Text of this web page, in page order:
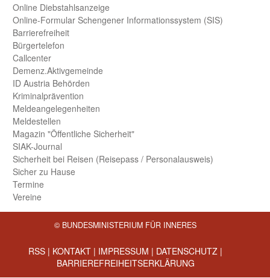
Online Diebstahls­anzeige
Online-Formular Schengener Informationssystem (SIS)
Barriere­freiheit
Bürger­telefon
Call­center
Demenz.Aktiv­gemeinde
ID Austria Behörden
Kriminal­prävention
Melde­an­ge­le­gen­heiten
Meld­estellen
Magazin "Öffentliche Sicherheit"
SIAK-Journal
Sicherheit bei Reisen (Reise­pass / Personal­ausweis)
Sicher zu Hause
Termine
Vereine
© BUNDESMINISTERIUM FÜR INNERES
RSS | KONTAKT | IMPRESSUM | DATENSCHUTZ |
BARRIEREFREIHEITSERKLÄRUNG